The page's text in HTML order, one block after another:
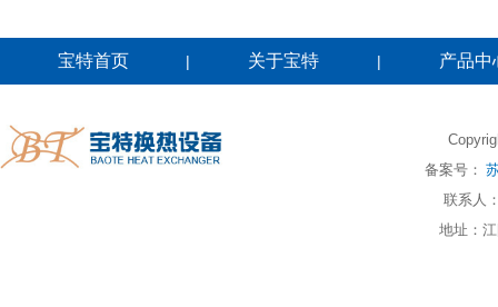
宝特首页 | 关于宝特 | 产品中
备案号：
联系人
地址：